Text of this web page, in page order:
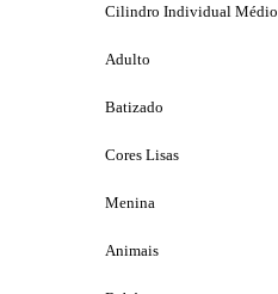
Cilindro Individual Médio
Adulto
Batizado
Cores Lisas
Menina
Animais